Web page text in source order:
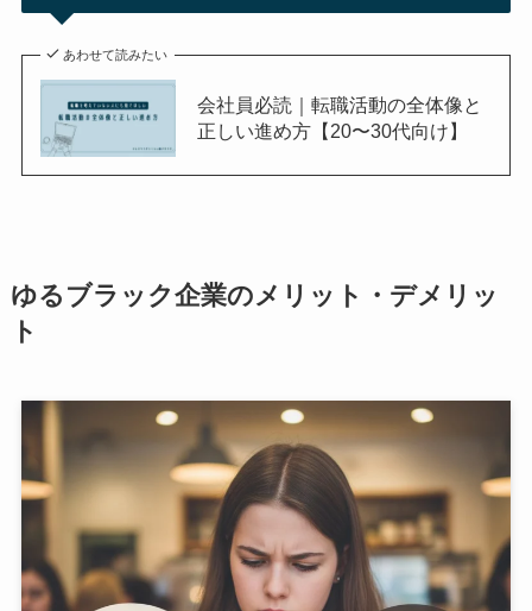
あわせて読みたい
会社員必読｜転職活動の全体像と
正しい進め方【20〜30代向け】
ゆるブラック企業のメリット・デメリッ
ト